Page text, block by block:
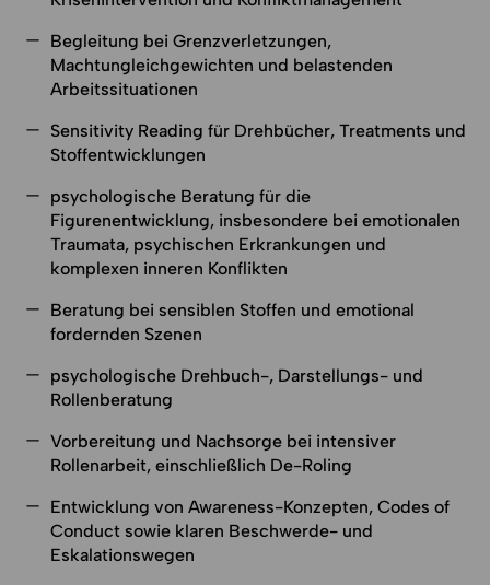
Begleitung bei Grenzverletzungen,
Machtungleichgewichten und belastenden
Arbeitssituationen
Sensitivity Reading für Drehbücher, Treatments und
Stoffentwicklungen
psychologische Beratung für die
Figurenentwicklung, insbesondere bei emotionalen
Traumata, psychischen Erkrankungen und
komplexen inneren Konflikten
Beratung bei sensiblen Stoffen und emotional
fordernden Szenen
psychologische Drehbuch-, Darstellungs- und
Rollenberatung
Vorbereitung und Nachsorge bei intensiver
Rollenarbeit, einschließlich De-Roling
Entwicklung von Awareness-Konzepten, Codes of
Conduct sowie klaren Beschwerde- und
Eskalationswegen